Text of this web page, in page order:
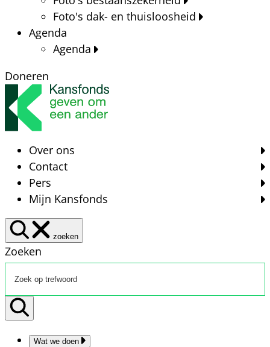
Foto's dak- en thuisloosheid
Agenda
Agenda
Doneren
Over ons
Contact
Pers
Mijn Kansfonds
zoeken
Zoeken
Wat we doen